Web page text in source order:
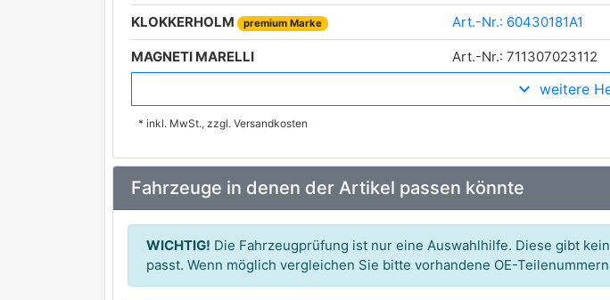
KLOKKERHOLM premium Marke Art.-Nr.: 60430181A1
MAGNETI MARELLI Art.-Nr.: 711307023112
Art.-Nr.: 4377985M
weitere
* inkl. MwSt., zzgl. Versandkosten
Fahrzeuge in denen der Artikel passen könnte
WICHTIG! Die Fahrzeugprüfung ist nur eine Auswahlhilfe. Diese gibt
passt. Wenn möglich vergleichen Sie bitte vorhandene OE-